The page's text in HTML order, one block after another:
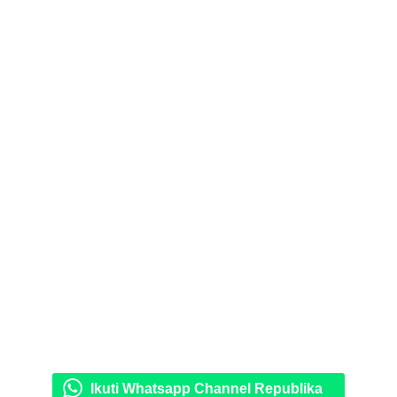
Ikuti Whatsapp Channel Republika